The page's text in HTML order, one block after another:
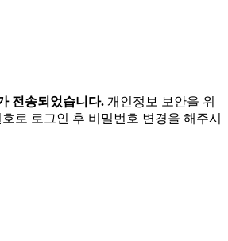
전송되었습니다. 개인정보 보안을 위
로 로그인 후 비밀번호 변경을 해주시